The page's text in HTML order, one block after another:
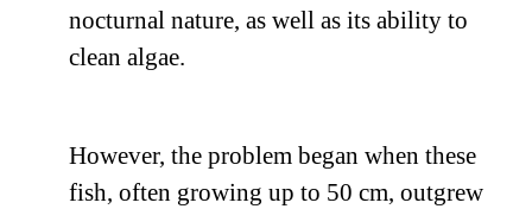
nocturnal nature, as well as its ability to
clean algae.
However, the problem began when these
fish, often growing up to 50 cm, outgrew